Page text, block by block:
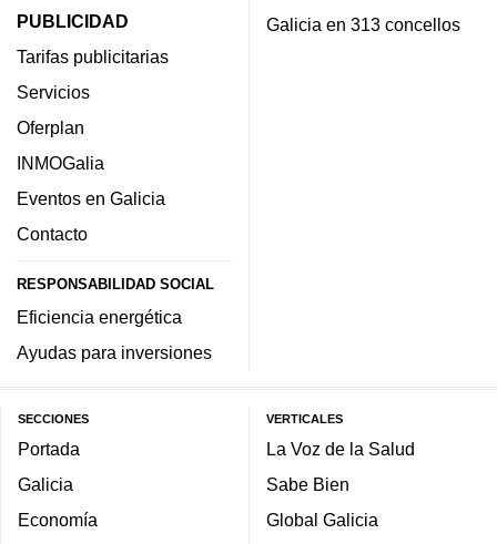
PUBLICIDAD
Tarifas publicitarias
Servicios
Oferplan
INMOGalia
Eventos en Galicia
Contacto
RESPONSABILIDAD SOCIAL
Eficiencia energética
Ayudas para inversiones
Galicia en 313 concellos
SECCIONES
Portada
Galicia
Economía
VERTICALES
La Voz de la Salud
Sabe Bien
Global Galicia